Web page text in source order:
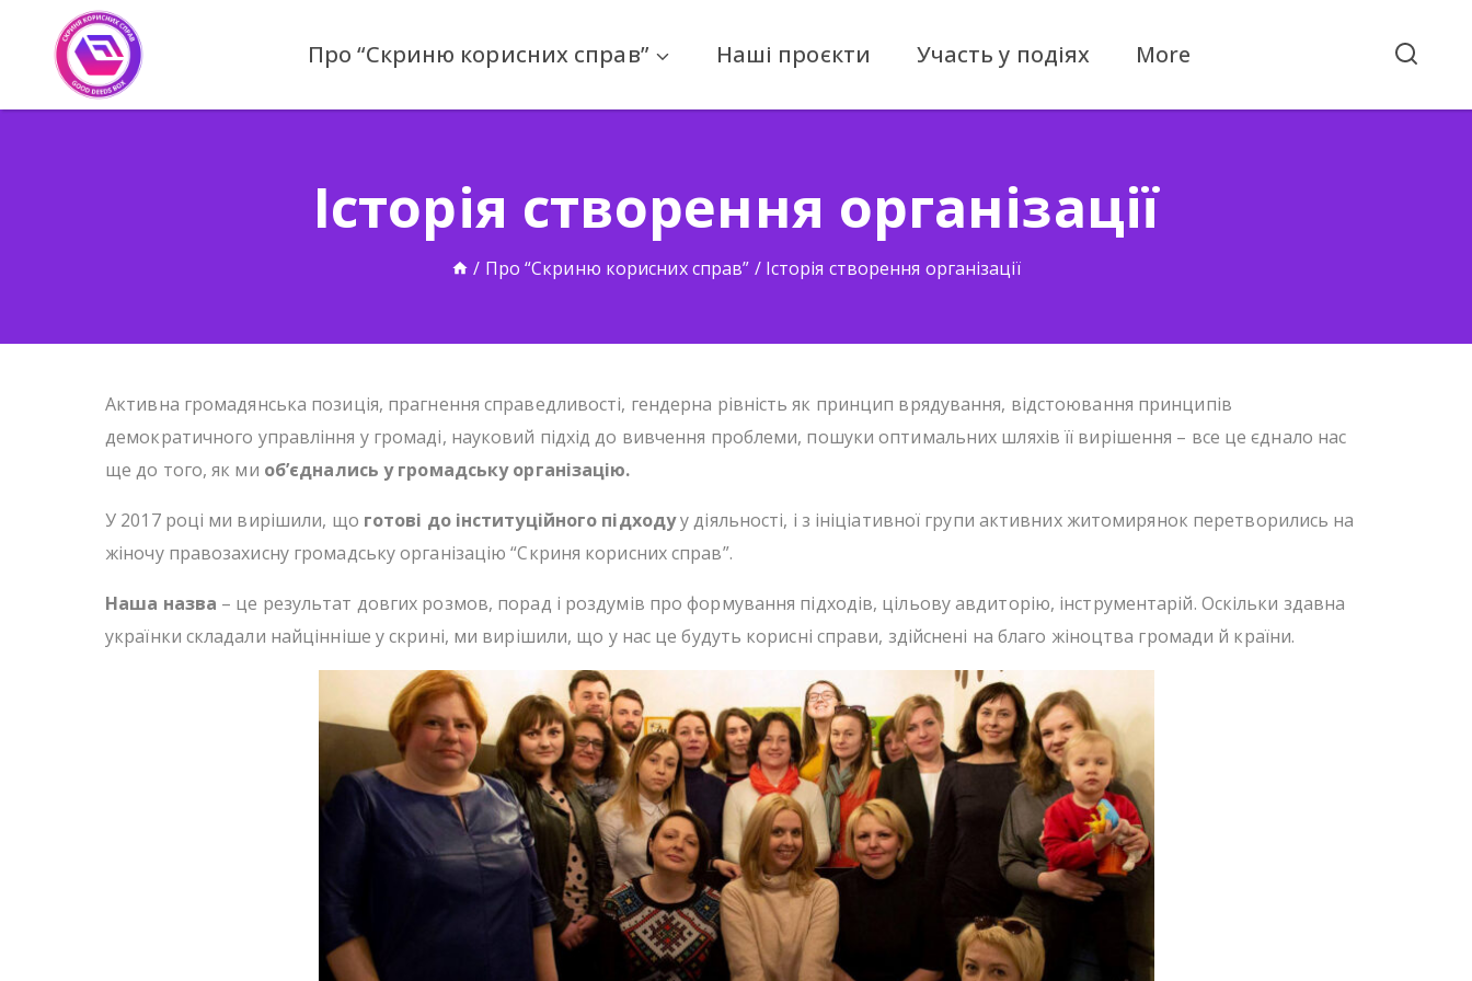
content
Про “Скриню корисних справ” Наші проєкти Участь у подіях More
Історія створення організації
Домашня
/ Про “Скриню корисних справ” / Історія створення організації
Активна громадянська позиція, прагнення справедливості, гендерна рівність як принцип врядування, відстоювання принципів
демократичного управління у громаді, науковий підхід до вивчення проблеми, пошуки оптимальних шляхів її вирішення – все це єднало нас
ще до того, як ми об’єднались у громадську організацію.
У 2017 році ми вирішили, що готові до інституційного підходуу діяльності, і з ініціативної групи активних житомирянок перетворились на
жіночу правозахисну громадську організацію “Скриня корисних справ”.
Наша назва – це результат довгих розмов, порад і роздумів про формування підходів, цільову авдиторію, інструментарій. Оскільки здавна
українки складали найцінніше у скрині, ми вирішили, що у нас це будуть корисні справи, здійснені на благо жіноцтва громади й країни.